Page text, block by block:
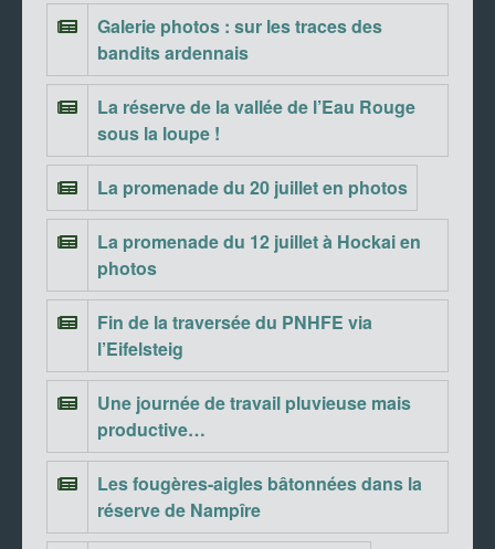
Galerie photos : sur les traces des
bandits ardennais
La réserve de la vallée de l’Eau Rouge
sous la loupe !
La promenade du 20 juillet en photos
La promenade du 12 juillet à Hockai en
photos
Fin de la traversée du PNHFE via
l’Eifelsteig
Une journée de travail pluvieuse mais
productive…
Les fougères-aigles bâtonnées dans la
réserve de Nampîre